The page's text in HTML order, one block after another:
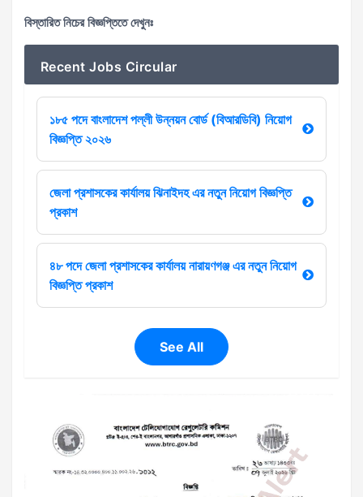
বিস্তারিত নিচের বিজ্ঞপ্তিতে দেখুনঃ
Recent Jobs Circular
১৮৫ পদে বাংলাদেশ পল্লী উন্নয়ন বোর্ড (বিআরডিবি) নিয়োগ
বিজ্ঞপ্তি ২০২৬
জেলা প্রশাসকের কার্যালয় ঝিনাইদহ এর নতুন নিয়োগ বিজ্ঞপ্তি
প্রকাশ
৪৮ পদে জেলা প্রশাসকের কার্যালয় নারায়ণগঞ্জ এর নতুন নিয়োগ
বিজ্ঞপ্তি প্রকাশ
See All